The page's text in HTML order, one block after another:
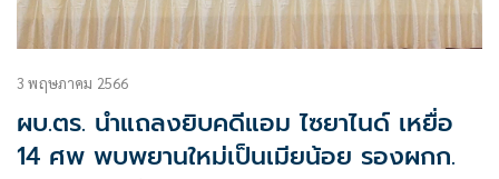
3 พฤษภาคม 2566
ผบ.ตร. นำแถลงยิบคดีแอม ไซยาไนด์ เหยื่อ
14 ศพ พบพยานใหม่เป็นเมียน้อย รองผกก.